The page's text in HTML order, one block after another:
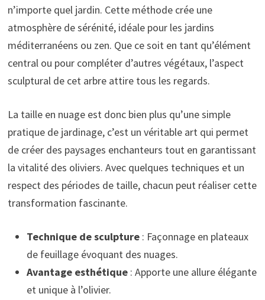
n’importe quel jardin. Cette méthode crée une
atmosphère de sérénité, idéale pour les jardins
méditerranéens ou zen. Que ce soit en tant qu’élément
central ou pour compléter d’autres végétaux, l’aspect
sculptural de cet arbre attire tous les regards.
La taille en nuage est donc bien plus qu’une simple
pratique de jardinage, c’est un véritable art qui permet
de créer des paysages enchanteurs tout en garantissant
la vitalité des oliviers. Avec quelques techniques et un
respect des périodes de taille, chacun peut réaliser cette
transformation fascinante.
Technique de sculpture: Façonnage en plateaux
de feuillage évoquant des nuages.
Avantage esthétique: Apporte une allure élégante
et unique à l’olivier.